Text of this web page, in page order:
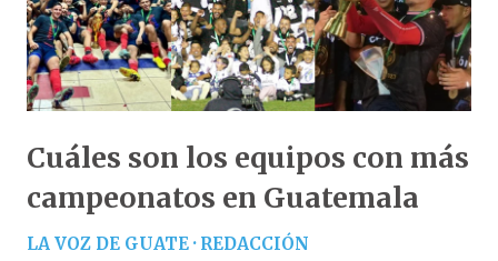
Cuáles son los equipos con más
campeonatos en Guatemala
LA VOZ DE GUATE · REDACCIÓN